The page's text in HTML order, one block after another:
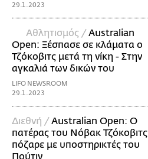
29.1.2023
Αθλητισμός /Australian
Open: Ξέσπασε σε κλάματα ο
Τζόκοβιτς μετά τη νίκη - Στην
αγκαλιά των δικών του
LIFO NEWSROOM
29.1.2023
Διεθνή /Australian Open: Ο
πατέρας του Νόβακ Τζόκοβιτς
πόζαρε με υποστηρικτές του
Πούτιν